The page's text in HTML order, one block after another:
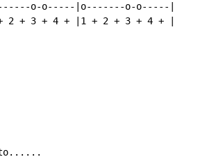
o-o-----|o-------o-o-----|
+ 3 + 4 + |1 + 2 + 3 + 4 + |